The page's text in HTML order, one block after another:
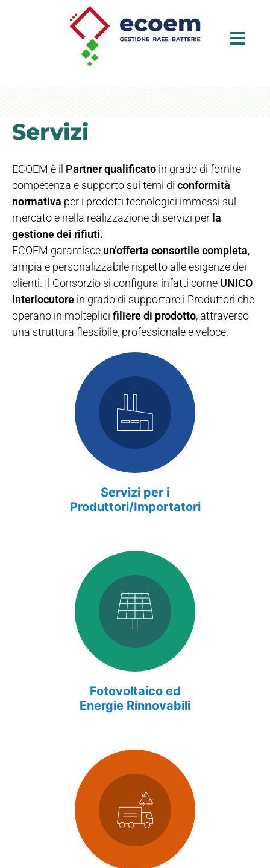
Servizi
ECOEM è il Partner qualificato in grado di fornire
competenza e supporto sui temi di conformità
normativa per i prodotti tecnologici immessi sul
mercato e nella realizzazione di servizi per la
gestione dei rifiuti.
ECOEM garantisce un’offerta consortile completa,
ampia e personalizzabile rispetto alle esigenze dei
clienti. Il Consorzio si configura infatti come UNICO
interlocutore in grado di supportare i Produttori che
operano in molteplici filiere di prodotto, attraverso
una struttura flessibile, professionale e veloce.
Servizi per i
Produttori/Importatori
Fotovoltaico ed
Energie Rinnovabili